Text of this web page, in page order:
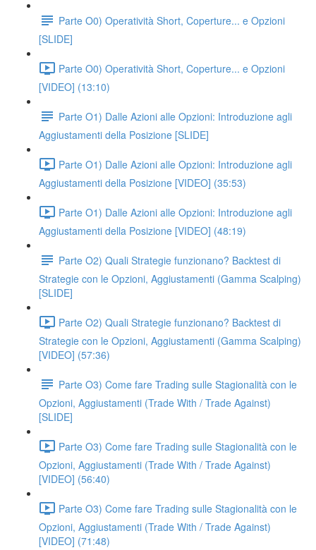
Parte O0) Operatività Short, Coperture... e Opzioni
[SLIDE]
Parte O0) Operatività Short, Coperture... e Opzioni
[VIDEO] (13:10)
Parte O1) Dalle Azioni alle Opzioni: Introduzione agli
Aggiustamenti della Posizione [SLIDE]
Parte O1) Dalle Azioni alle Opzioni: Introduzione agli
Aggiustamenti della Posizione [VIDEO] (35:53)
Parte O1) Dalle Azioni alle Opzioni: Introduzione agli
Aggiustamenti della Posizione [VIDEO] (48:19)
Parte O2) Quali Strategie funzionano? Backtest di
Strategie con le Opzioni, Aggiustamenti (Gamma Scalping)
[SLIDE]
Parte O2) Quali Strategie funzionano? Backtest di
Strategie con le Opzioni, Aggiustamenti (Gamma Scalping)
[VIDEO] (57:36)
Parte O3) Come fare Trading sulle Stagionalità con le
Opzioni, Aggiustamenti (Trade With / Trade Against)
[SLIDE]
Parte O3) Come fare Trading sulle Stagionalità con le
Opzioni, Aggiustamenti (Trade With / Trade Against)
[VIDEO] (56:40)
Parte O3) Come fare Trading sulle Stagionalità con le
Opzioni, Aggiustamenti (Trade With / Trade Against)
[VIDEO] (71:48)